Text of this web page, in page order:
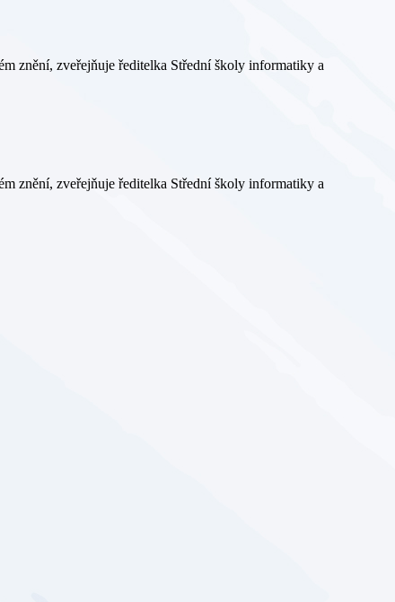
znění, zveřejňuje ředitelka Střední školy informatiky a
znění, zveřejňuje ředitelka Střední školy informatiky a